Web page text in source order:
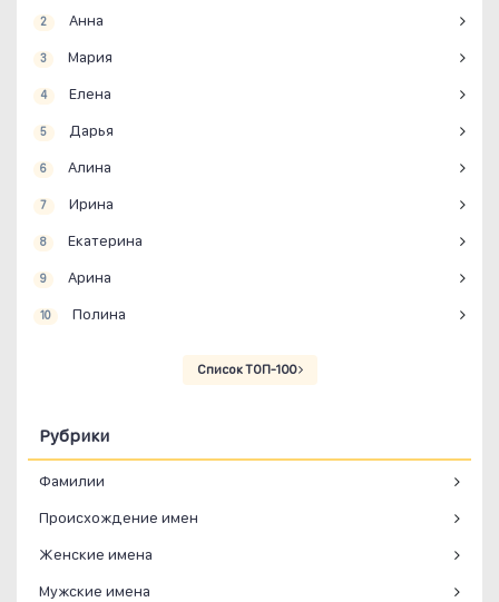
2 Анна
3 Мария
4 Елена
5 Дарья
6 Алина
7 Ирина
8 Екатерина
9 Арина
10 Полина
Список ТОП-100
Рубрики
Фамилии
Происхождение имен
Женские имена
Мужские имена